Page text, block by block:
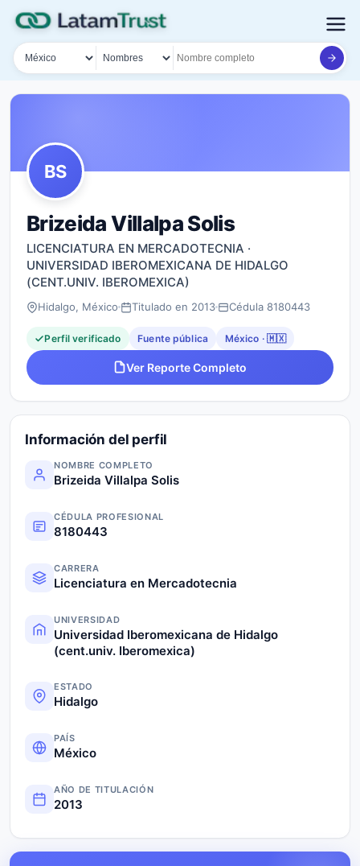
País
Tipo de búsqueda
Nombre o documento
BS
Brizeida Villalpa Solis
LICENCIATURA EN MERCADOTECNIA ·
UNIVERSIDAD IBEROMEXICANA DE HIDALGO
(CENT.UNIV. IBEROMEXICA)
Hidalgo, México Titulado en 2013 Cédula 8180443
Perfil verificado Fuente pública México · 🇲🇽
Ver Reporte Completo
Información del perfil
NOMBRE COMPLETO
Brizeida Villalpa Solis
CÉDULA PROFESIONAL
8180443
CARRERA
Licenciatura en Mercadotecnia
UNIVERSIDAD
Universidad Iberomexicana de Hidalgo
(cent.univ. Iberomexica)
ESTADO
Hidalgo
PAÍS
México
AÑO DE TITULACIÓN
2013